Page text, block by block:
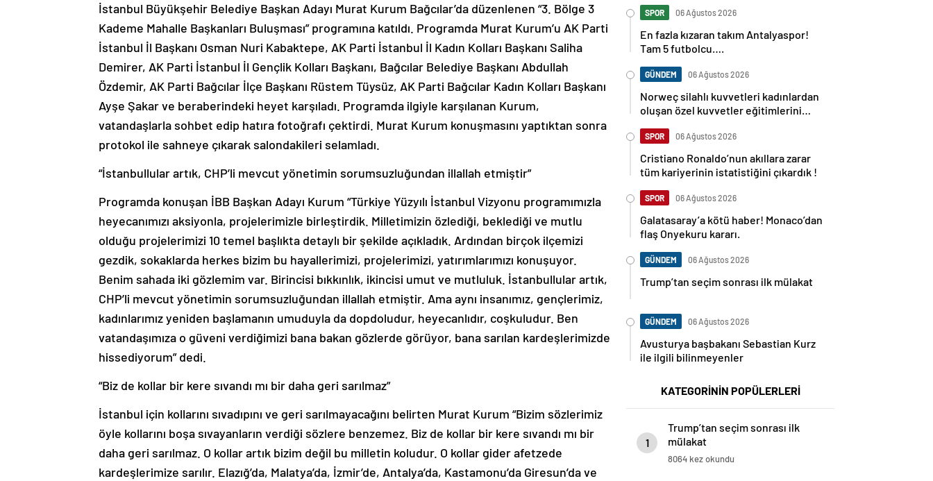
İstanbul Büyükşehir Belediye Başkan Adayı Murat Kurum Bağcılar’da düzenlenen “3. Bölge 3
Kademe Mahalle Başkanları Buluşması” programına katıldı. Programda Murat Kurum’u AK Parti
İstanbul İl Başkanı Osman Nuri Kabaktepe, AK Parti İstanbul İl Kadın Kolları Başkanı Saliha
Demirer, AK Parti İstanbul İl Gençlik Kolları Başkanı, Bağcılar Belediye Başkanı Abdullah
Özdemir, AK Parti Bağcılar İlçe Başkanı Rüstem Tüysüz, AK Parti Bağcılar Kadın Kolları Başkanı
Ayşe Şakar ve beraberindeki heyet karşıladı. Programda ilgiyle karşılanan Kurum,
vatandaşlarla sohbet edip hatıra fotoğrafı çektirdi. Murat Kurum konuşmasını yaptıktan sonra
protokol ile sahneye çıkarak salondakileri selamladı.
“İstanbullular artık, CHP’li mevcut yönetimin sorumsuzluğundan illallah etmiştir”
Programda konuşan İBB Başkan Adayı Kurum “Türkiye Yüzyılı İstanbul Vizyonu programımızla
heyecanımızı aksiyonla, projelerimizle birleştirdik. Milletimizin özlediği, beklediği ve mutlu
olduğu projelerimizi 10 temel başlıkta detaylı bir şekilde açıkladık. Ardından birçok ilçemizi
gezdik, sokaklarda herkes bizim bu hayallerimizi, projelerimizi, yatırımlarımızı konuşuyor.
Benim sahada iki gözlemim var. Birincisi bıkkınlık, ikincisi umut ve mutluluk. İstanbullular artık,
CHP’li mevcut yönetimin sorumsuzluğundan illallah etmiştir. Ama aynı insanımız, gençlerimiz,
kadınlarımız yeniden başlamanın umuduyla da dopdoludur, heyecanlıdır, coşkuludur. Ben
vatandaşımıza o güveni verdiğimizi bana bakan gözlerde görüyor, bana sarılan kardeşlerimizde
hissediyorum” dedi.
“Biz de kollar bir kere sıvandı mı bir daha geri sarılmaz”
İstanbul için kollarını sıvadıpını ve geri sarılmayacağını belirten Murat Kurum “Bizim sözlerimiz
öyle kollarını boşa sıvayanların verdiği sözlere benzemez. Biz de kollar bir kere sıvandı mı bir
daha geri sarılmaz. O kollar artık bizim değil bu milletin koludur. O kollar gider afetzede
kardeşlerimize sarılır. Elazığ’da, Malatya’da, İzmir’de, Antalya’da, Kastamonu’da Giresun’da ve
SPOR 06 Ağustos 2026
En fazla kızaran takım Antalyaspor!
Tam 5 futbolcu….
GÜNDEM 06 Ağustos 2026
Norweç silahlı kuvvetleri kadınlardan
oluşan özel kuvvetler eğitimlerini
SPOR 06 Ağustos 2026
Cristiano Ronaldo’nun akıllara zarar
tüm kariyerinin istatistiğini çıkardık !
SPOR 06 Ağustos 2026
Galatasaray’a kötü haber! Monaco’dan
flaş Onyekuru kararı.
GÜNDEM 06 Ağustos 2026
Trump’tan seçim sonrası ilk mülakat
GÜNDEM 06 Ağustos 2026
Avusturya başbakanı Sebastian Kurz
ile ilgili bilinmeyenler
KATEGORİNİN POPÜLERLERİ
1
Trump’tan seçim sonrası ilk
mülakat
8064 kez okundu